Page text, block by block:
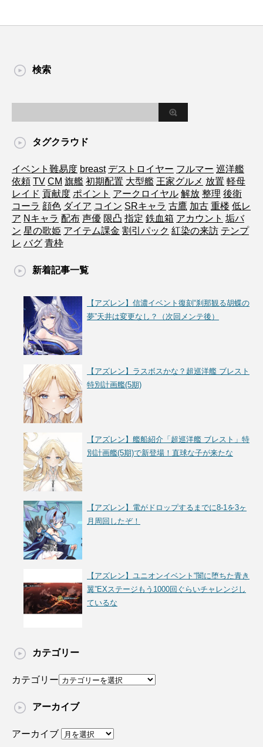
検索
タグクラウド
イベント難易度 breast デストロイヤー フルマー 巡洋艦
依頼 TV CM 旗艦 初期配置 大型艦 王家グルメ 放置 軽母
レイド 貢献度 ポイント アークロイヤル 解放 整理 後衛
コーラ 顔色 ダイア コイン SRキャラ 古鷹 加古 重楼 低レ
ア Nキャラ 配布 声優 限凸 指定 鉄血箱 アカウント 垢バ
ン 星の歌姫 アイテム課金 割引パック 紅染の来訪 テンプ
レ バグ 青枠
新着記事一覧
【アズレン】信濃イベント復刻“刹那観る胡蝶の
夢”天井は変更なし？（次回メンテ後）
【アズレン】ラスボスかな？超巡洋艦 ブレスト
特別計画艦(5期)
【アズレン】艦船紹介「超巡洋艦 ブレスト」特
別計画艦(5期)で新登場！直球な子が来たな
【アズレン】電がドロップするまでに8-1を3ヶ
月周回したぞ！
【アズレン】ユニオンイベント“闇に堕ちた青き
翼”EXステージもう1000回ぐらいチャレンジし
ているな
カテゴリー
カテゴリー
アーカイブ
アーカイブ